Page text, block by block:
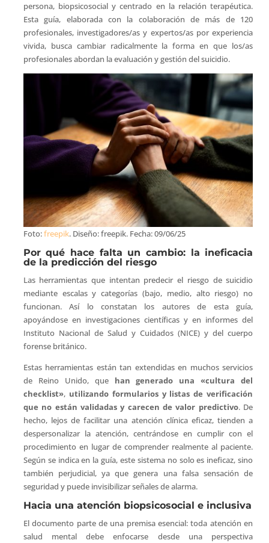
persona, biopsicosocial y centrado en la relación terapéutica.
Esta guía, elaborada con la colaboración de más de 120
profesionales, investigadores/as y expertos/as por experiencia
vivida, busca cambiar radicalmente la forma en que los/as
profesionales abordan la evaluación y gestión del suicidio.
Foto:freepik. Diseño: freepik. Fecha: 09/06/25
Por qué hace falta un cambio: la ineficacia
de la predicción del riesgo
Las herramientas que intentan predecir el riesgo de suicidio
mediante escalas y categorías (bajo, medio, alto riesgo) no
funcionan. Así lo constatan los autores de esta guía,
apoyándose en investigaciones científicas y en informes del
Instituto Nacional de Salud y Cuidados (NICE) y del cuerpo
forense británico.
Estas herramientas están tan extendidas en muchos servicios
de Reino Unido, que han generado una «cultura del
checklist», utilizando formularios y listas de verificación
que no están validadas y carecen de valor predictivo. De
hecho, lejos de facilitar una atención clínica eficaz, tienden a
despersonalizar la atención, centrándose en cumplir con el
procedimiento en lugar de comprender realmente al paciente.
Según se indica en la guía, este sistema no solo es ineficaz, sino
también perjudicial, ya que genera una falsa sensación de
seguridad y puede invisibilizar señales de alarma.
Hacia una atención biopsicosocial e inclusiva
El documento parte de una premisa esencial: toda atención en
salud mental debe enfocarse desde una perspectiva